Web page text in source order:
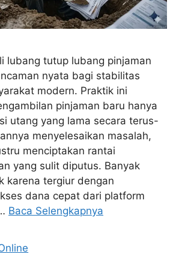
lubang tutup lubang pinjaman
nyata bagi stabilitas
modern. Praktik ini
pinjaman baru hanya
utang yang lama secara terus-
menyelesaikan masalah,
menciptakan rantai
yang sulit diputus. Banyak
karena tergiur dengan
dana cepat dari platform
Baca Selengkapnya